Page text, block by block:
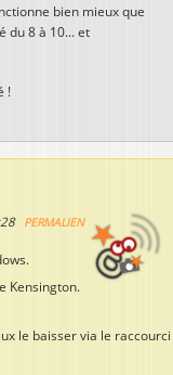
bien mieux que
du 8 à 10... et
!
PERMALIEN
Kensington.
le baisser via le raccourci